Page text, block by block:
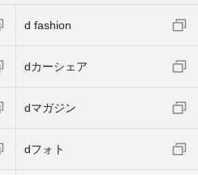
d fashion
dカーシェア
dマガジン
dフォト